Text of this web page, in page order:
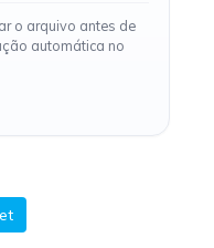
o arquivo antes de
automática no